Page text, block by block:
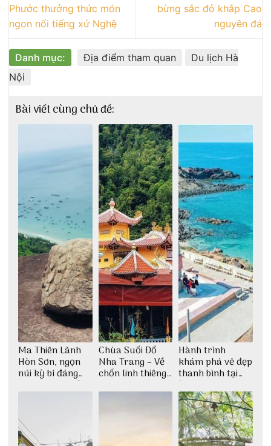
Phước thưởng thức món
ngon nổi tiếng xứ Nghệ
bừng sắc đỏ khắp Cao
nguyên đá
Danh mục: Địa điểm tham quan
Du lịch Hà
Nội
Bài viết cùng chủ đề:
Ma Thiên Lãnh
Hòn Sơn, ngọn
núi kỳ bí đáng
khám phá nhất
Chùa Suối Đổ
Nha Trang – Về
chốn linh thiêng
thiền định
Hành trình
khám phá vẻ đẹp
thanh bình tại
Đảo Phú Quý